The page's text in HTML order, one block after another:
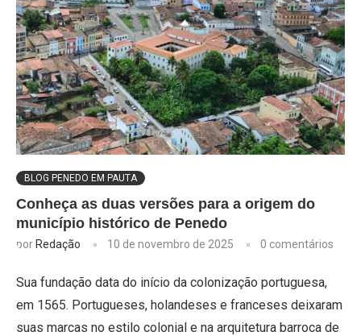
BLOG PENEDO EM PAUTA
Conheça as duas versões para a origem do
município histórico de Penedo
por Redação 10 de novembro de 2025 0 comentários
Sua fundação data do início da colonização portuguesa,
em 1565. Portugueses, holandeses e franceses deixaram
suas marcas no estilo colonial e na arquitetura barroca de